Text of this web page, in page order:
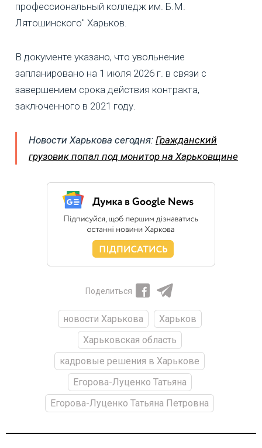
профессиональный колледж им. Б.М.
Лятошинского" Харьков.
В документе указано, что увольнение
запланировано на 1 июля 2026 г. в связи с
завершением срока действия контракта,
заключенного в 2021 году.
Новости Харькова сегодня: Гражданский
грузовик попал под монитор на Харьковщине
Поделиться
новости Харькова
Харьков
Харьковская область
кадровые решения в Харькове
Егорова-Луценко Татьяна
Егорова-Луценко Татьяна Петровна